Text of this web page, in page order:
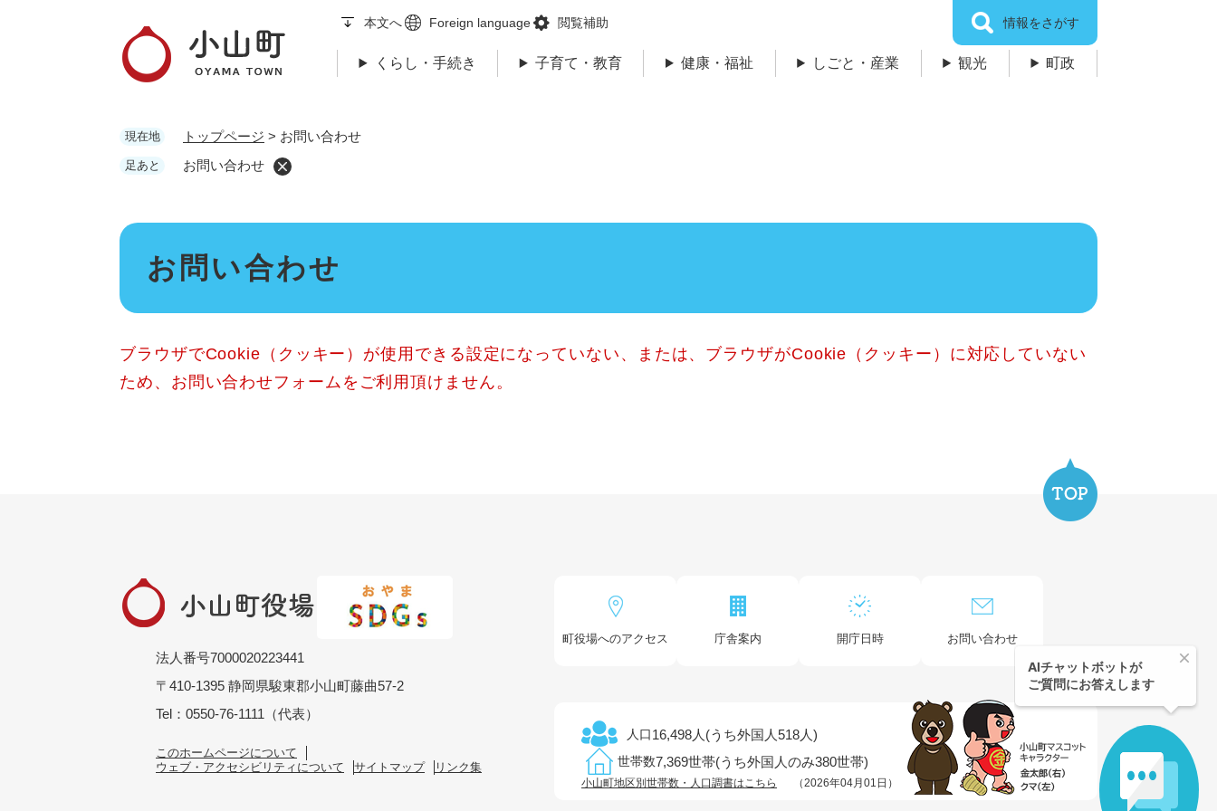
メニューを飛ばして本文へ
本文へ Foreign language 閲覧補助 情報をさがす
くらし・手続き 子育て・教育 健康・福祉 しごと・産業 観光 町政
現在地 トップページ > お問い合わせ
足あと お問い合わせ
本
お問い合わせ
ブラウザでCookie（クッキー）が使用できる設定になっていない、または、ブラウザがCookie（クッキー）に対応していない
ため、お問い合わせフォームをご利用頂けません。
法人番号7000020223441
〒410-1395 静岡県駿東郡小山町藤曲57-2
Tel：0550-76-1111（代表）
このホームページについて
ウェブ・アクセシビリティについて
サイトマップ リンク集
町役場へのアクセス 庁舎案内 開庁日時 お問い合わせ
人口16,498人(うち外国人518人)
世帯数7,369世帯(うち外国人のみ380世帯)
小山町地区別世帯数・人口調書はこちら （2026年04月01日）